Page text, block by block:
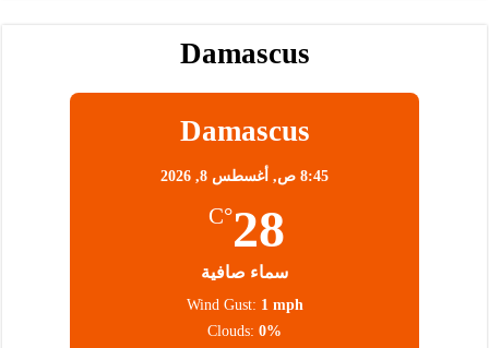
Damascus
Damascus
8:45 ص, أغسطس 8, 2026
28
°C
سماء صافية
Wind Gust: 1 mph
Clouds: 0%